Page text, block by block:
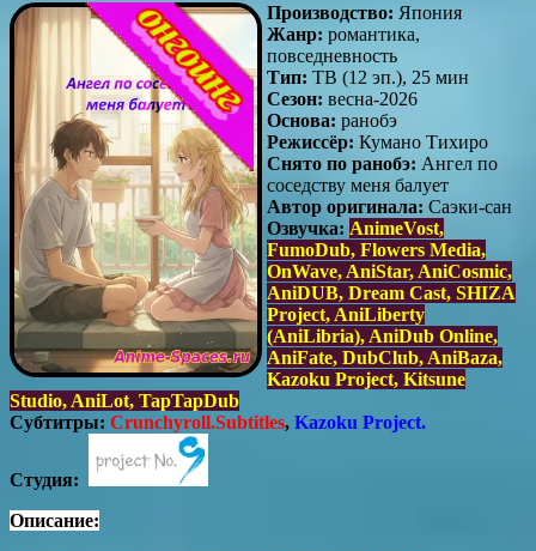
Производство: Япония
Жанр: романтика,
повседневность
Тип: ТВ (12 эп.), 25 мин
Сезон: весна-2026
Основа: ранобэ
Режиссёр: Кумано Тихиро
Снято по ранобэ: Ангел по
соседству меня балует
Автор оригинала: Саэки-сан
Озвучка: AnimeVost,
FumoDub, Flowers Media,
OnWave, AniStar, AniCosmic,
AniDUB, Dream Cast, SHIZA
Project, AniLiberty
(AniLibria), AniDub Online,
AniFate, DubClub, AniBaza,
Kazoku Project, Kitsune
Studio, AniLot, TapTapDub
Субтитры: Crunchyroll.Subtitles, Kazoku Project.
Студия:
Описание: